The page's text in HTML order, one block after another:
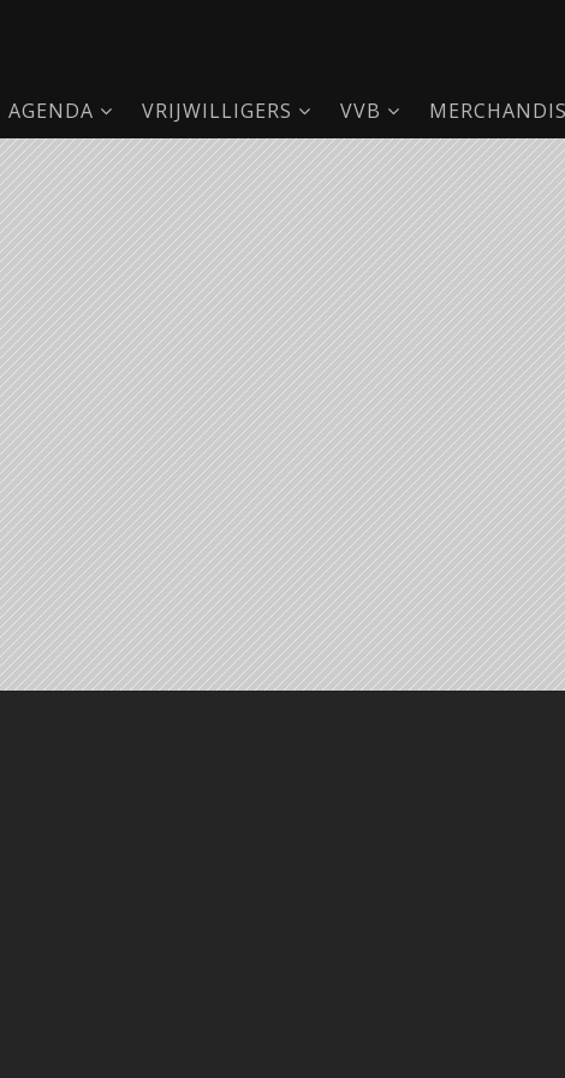
AGENDA VRIJWILLIGERS VVB